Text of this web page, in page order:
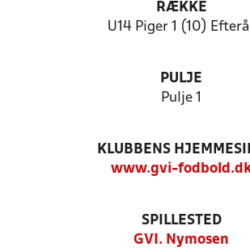
RÆKKE
U14 Piger 1 (10)
PULJE
Pulje 1
KLUBBENS
www.gvi-
SPILLESTED
GVI. Nymosen